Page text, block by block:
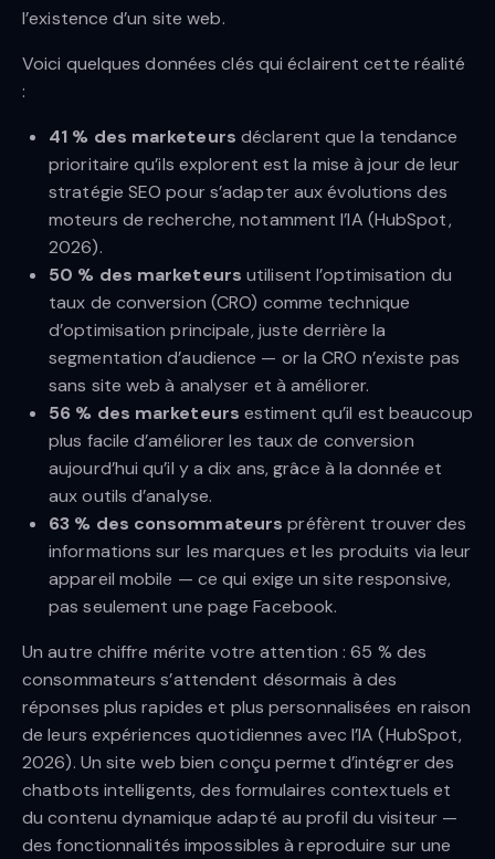
l’existence d’un site web.
Voici quelques données clés qui éclairent cette réalité
:
41 % des marketeurs déclarent que la tendance
prioritaire qu’ils explorent est la mise à jour de leur
stratégie SEO pour s’adapter aux évolutions des
moteurs de recherche, notamment l’IA (HubSpot,
2026).
50 % des marketeurs utilisent l’optimisation du
taux de conversion (CRO) comme technique
d’optimisation principale, juste derrière la
segmentation d’audience — or la CRO n’existe pas
sans site web à analyser et à améliorer.
56 % des marketeurs estiment qu’il est beaucoup
plus facile d’améliorer les taux de conversion
aujourd’hui qu’il y a dix ans, grâce à la donnée et
aux outils d’analyse.
63 % des consommateurs préfèrent trouver des
informations sur les marques et les produits via leur
appareil mobile — ce qui exige un site responsive,
pas seulement une page Facebook.
Un autre chiffre mérite votre attention : 65 % des
consommateurs s’attendent désormais à des
réponses plus rapides et plus personnalisées en raison
de leurs expériences quotidiennes avec l’IA (HubSpot,
2026). Un site web bien conçu permet d’intégrer des
chatbots intelligents, des formulaires contextuels et
du contenu dynamique adapté au profil du visiteur —
des fonctionnalités impossibles à reproduire sur une